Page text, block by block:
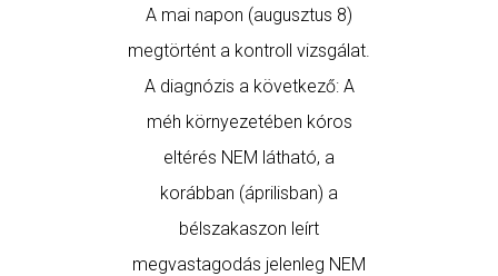
A mai napon (augusztus 8)
megtörtént a kontroll vizsgálat.
A diagnózis a következő: A
méh környezetében kóros
eltérés NEM látható, a
korábban (áprilisban) a
bélszakaszon leírt
megvastagodás jelenleg NEM